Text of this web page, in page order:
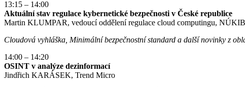
13:15 – 14:00
Aktuální stav regulace kybernetické bezpečnosti v České republice
Martin KLUMPAR, vedoucí oddělení regulace cloud computingu,
Cloudová vyhláška, Minimální bezpečnostní standard a další novinky z
14:00 – 14:20
OSINT v analýze dezinformací
Jindřich KARÁSEK, Trend Micro